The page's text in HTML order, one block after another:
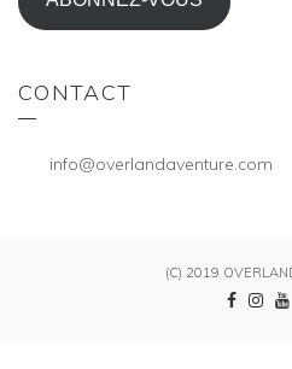
CONTACT
info@overlandaventure.com
(C) 2019